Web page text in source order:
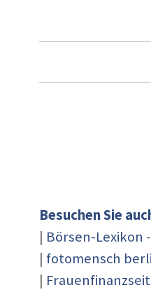
Besuchen Sie
| Börsen-Lexikon
| fotomensch
|